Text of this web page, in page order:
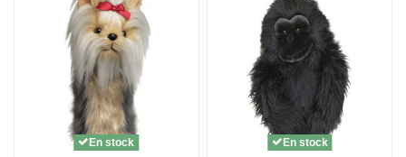
En stock En stock